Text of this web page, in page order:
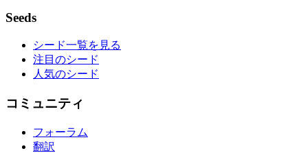
Seeds
シード一覧を見る
注目のシード
人気のシード
コミュニティ
フォーラム
翻訳